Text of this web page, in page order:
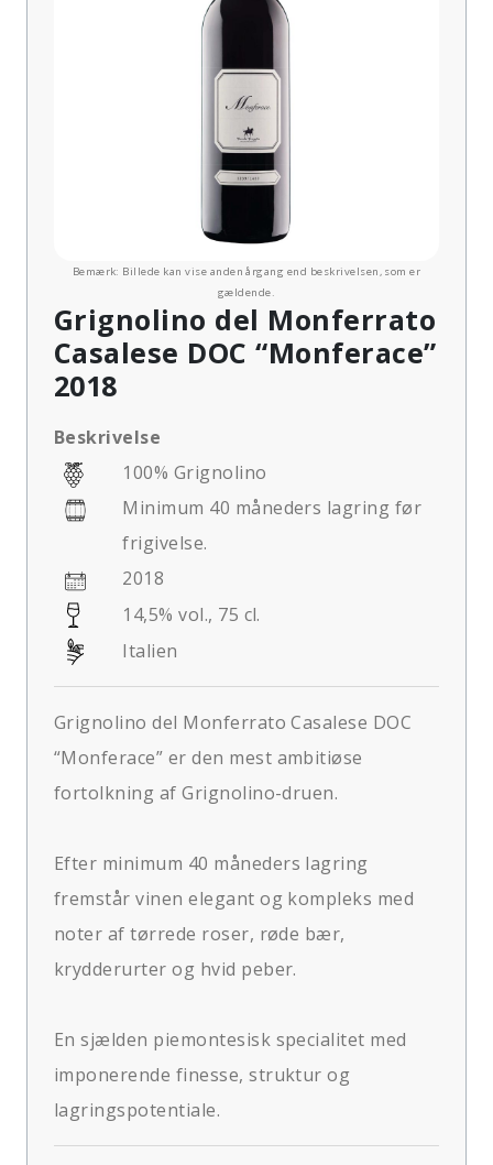
Bemærk: Billede kan vise anden årgang end beskrivelsen, som er
gældende.
Grignolino del Monferrato
Casalese DOC “Monferace”
2018
Beskrivelse
100% Grignolino
Minimum 40 måneders lagring før
frigivelse.
2018
14,5% vol., 75 cl.
Italien
Grignolino del Monferrato Casalese DOC
“Monferace” er den mest ambitiøse
fortolkning af Grignolino-druen.
Efter minimum 40 måneders lagring
fremstår vinen elegant og kompleks med
noter af tørrede roser, røde bær,
krydderurter og hvid peber.
En sjælden piemontesisk specialitet med
imponerende finesse, struktur og
lagringspotentiale.